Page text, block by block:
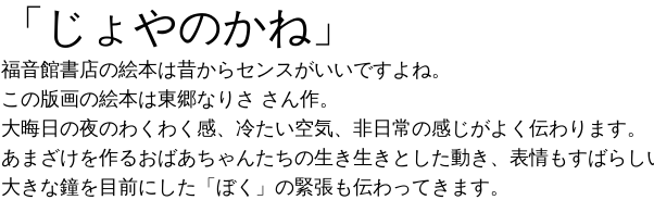
「じょやのかね」
福音館書店の絵本は昔からセンスがいいですよね。
この版画の絵本は東郷なりさ さん作。
大晦日の夜のわくわく感、冷たい空気、非日常の感じがよく伝わります。
あまざけを作るおばあちゃんたちの生き生きとした動き、表情もすばらし
大きな鐘を目前にした「ぼく」の緊張も伝わってきます。